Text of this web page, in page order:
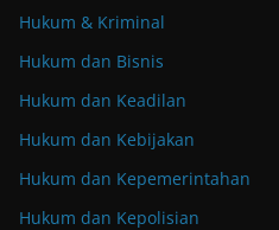
Hukum & Kriminal
Hukum dan Bisnis
Hukum dan Keadilan
Hukum dan Kebijakan
Hukum dan Kepemerintahan
Hukum dan Kepolisian